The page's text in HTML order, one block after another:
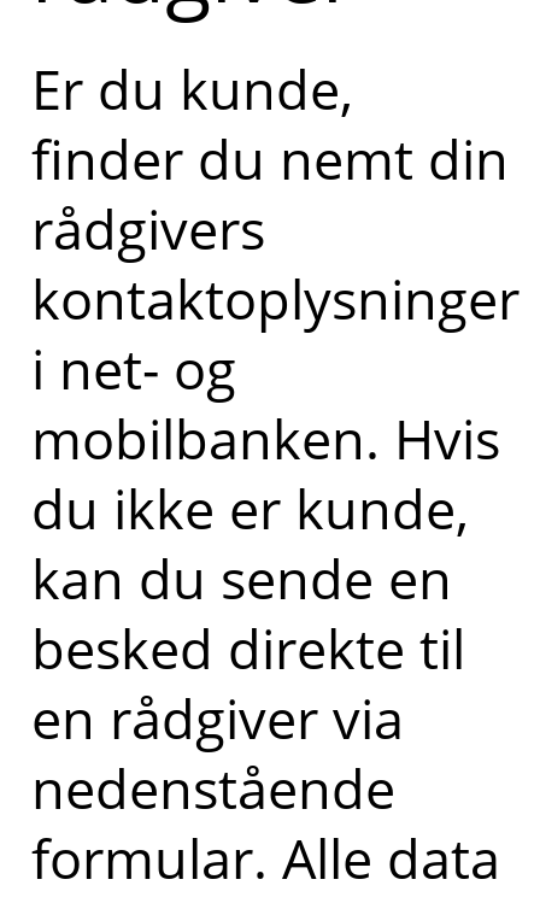
Er du kunde,
finder du nemt din
rådgivers
kontaktoplysninger
i net- og
mobilbanken. Hvis
du ikke er kunde,
kan du sende en
besked direkte til
en rådgiver via
nedenstående
formular. Alle data